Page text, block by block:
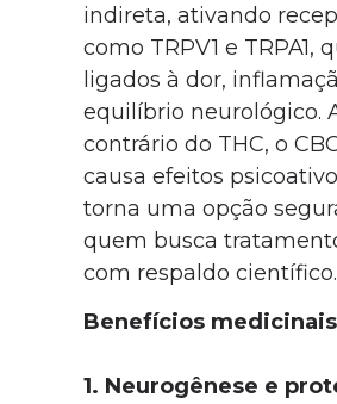
indireta, ativando
como TRPV1 e TRPA1,
ligados à dor,
equilíbrio neurológico.
contrário do THC, o
causa efeitos
torna uma opção
quem busca
com respaldo científico.
Benefícios medicinais
1. Neurogênese e